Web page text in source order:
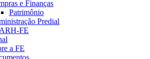
e Finanças
Patrimônio
Predial
FE
a FE